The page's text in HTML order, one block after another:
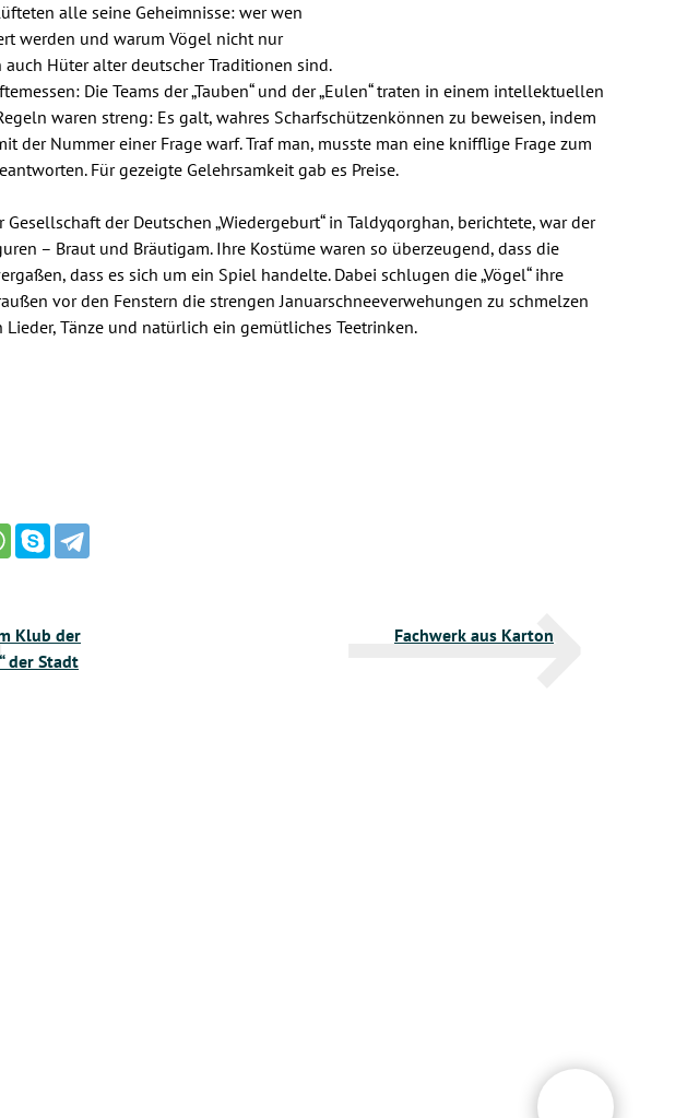
alle seine Geheimnisse: wer wen
werden und warum Vögel nicht nur
Hüter alter deutscher Traditionen sind.
Die Teams der „Tauben“ und der „Eulen“ traten in einem intellektuellen
waren streng: Es galt, wahres Scharfschützenkönnen zu beweisen, indem
der Nummer einer Frage warf. Traf man, musste man eine knifflige Frage zum
Für gezeigte Gelehrsamkeit gab es Preise.
der Deutschen „Wiedergeburt“ in Taldyqorghan, berichtete, war der
– Braut und Bräutigam. Ihre Kostüme waren so überzeugend, dass die
dass es sich um ein Spiel handelte. Dabei schlugen die „Vögel“ ihre
vor den Fenstern die strengen Januarschneeverwehungen zu schmelzen
Tänze und natürlich ein gemütliches Teetrinken.
Klub der
der Stadt
Fachwerk aus Karton